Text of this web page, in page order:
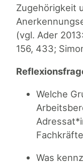
Zugehörigkeit
(vgl. Ader
156, 433;
Welche
Was